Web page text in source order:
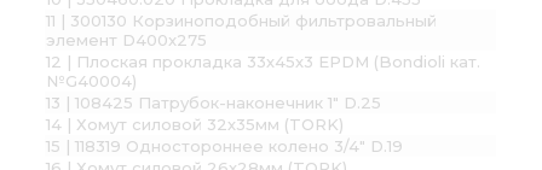
11 | 300130 Корзиноподобный фильтровальный
элемент D400x275
12 | Плоская прокладка 33х45х3 EPDM (Bondioli кат.
№G40004)
13 | 108425 Патрубок-наконечник 1" D.25
14 | Хомут силовой 32х35мм (TORK)
15 | 118319 Одностороннее колено 3/4" D.19